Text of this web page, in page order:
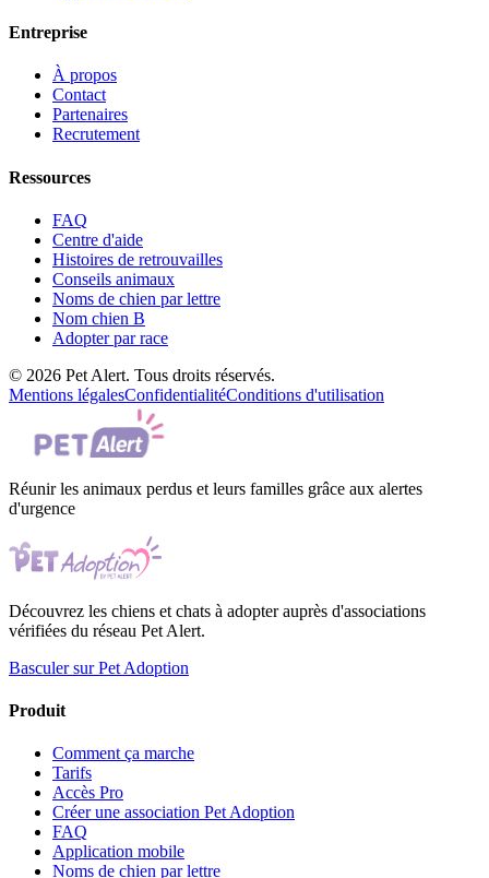
Entreprise
À propos
Contact
Partenaires
Recrutement
Ressources
FAQ
Centre d'aide
Histoires de retrouvailles
Conseils animaux
Noms de chien par lettre
Nom chien B
Adopter par race
© 2026 Pet Alert. Tous droits réservés.
Mentions légalesConfidentialitéConditions d'utilisation
Réunir les animaux perdus et leurs familles grâce aux alertes
d'urgence
Découvrez les chiens et chats à adopter auprès d'associations
vérifiées du réseau Pet Alert.
Basculer sur Pet Adoption
Produit
Comment ça marche
Tarifs
Accès Pro
Créer une association Pet Adoption
FAQ
Application mobile
Noms de chien par lettre